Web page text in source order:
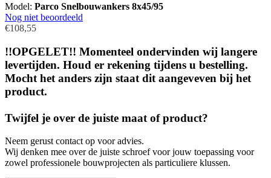
Model: Parco Snelbouwankers 8x45/95
Nog niet beoordeeld
€108,55
!!OPGELET!! Momenteel ondervinden wij langere
levertijden. Houd er rekening tijdens u bestelling.
Mocht het anders zijn staat dit aangeveven bij het
product.
Twijfel je over de juiste maat of product?
Neem gerust contact op voor advies.
Wij denken mee over de juiste schroef voor jouw toepassing voor
zowel professionele bouwprojecten als particuliere klussen.